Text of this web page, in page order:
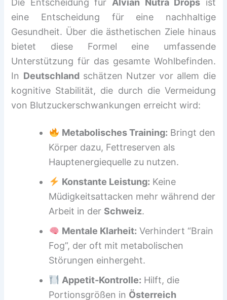
Die Entscheidung für Alvian Nutra Drops ist
eine Entscheidung für eine nachhaltige
Gesundheit. Über die ästhetischen Ziele hinaus
bietet diese Formel eine umfassende
Unterstützung für das gesamte Wohlbefinden.
In Deutschlandschätzen Nutzer vor allem die
kognitive Stabilität, die durch die Vermeidung
von Blutzuckerschwankungen erreicht wird:
Metabolisches Training: Bringt den
Körper dazu, Fettreserven als
Hauptenergiequelle zu nutzen.
Konstante Leistung: Keine
Müdigkeitsattacken mehr während der
Arbeit in der Schweiz.
Mentale Klarheit: Verhindert “Brain
Fog”, der oft mit metabolischen
Störungen einhergeht.
Appetit-Kontrolle: Hilft, die
Portionsgrößen in Österreich